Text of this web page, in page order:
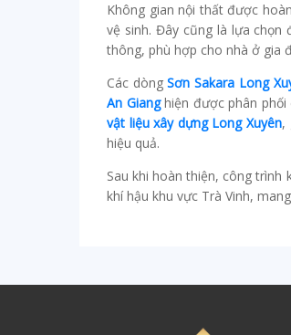
Không gian nội thất được
vệ sinh. Đây cũng là lựa chọn
thông, phù hợp cho nhà ở gia
Các dòngSơn Sakara Long
An Gianghiện được phân phối
vật liệu xây dựng Long Xuyên,
hiệu quả.
Sau khi hoàn thiện, công
khí hậu khu vực Trà Vinh,